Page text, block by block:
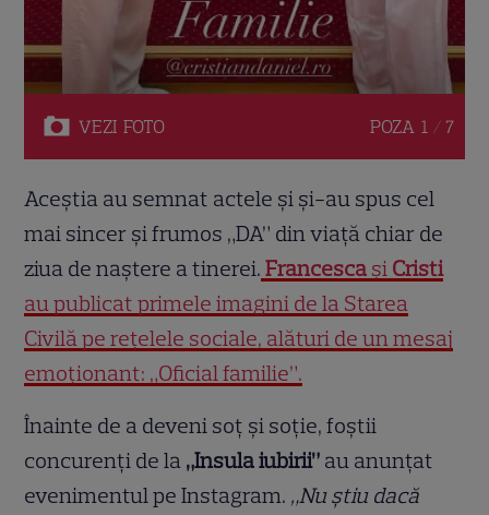
VEZI FOTO POZA 1 / 7
Aceștia au semnat actele și și-au spus cel
mai sincer și frumos „DA” din viață chiar de
ziua de naștere a tinerei. Francesca și Cristi
au publicat primele imagini de la Starea
Civilă pe rețelele sociale, alături de un mesaj
emoționant: „Oficial familie”.
Înainte de a deveni soț și soție, foștii
concurenți de la „Insula iubirii” au anunțat
evenimentul pe Instagram. „Nu știu dacă